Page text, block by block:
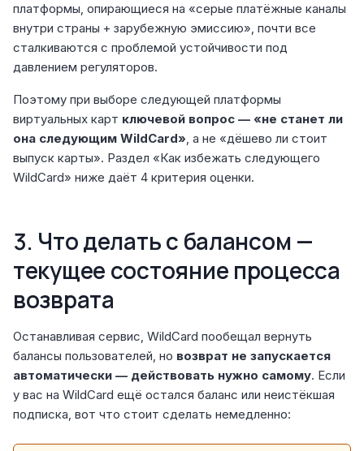
платформы, опирающиеся на «серые платёжные каналы
внутри страны + зарубежную эмиссию», почти все
сталкиваются с проблемой устойчивости под
давлением регуляторов.
Поэтому при выборе следующей платформы
виртуальных карт ключевой вопрос — «не станет ли
она следующим WildCard», а не «дёшево ли стоит
выпуск карты». Раздел «Как избежать следующего
WildCard» ниже даёт 4 критерия оценки.
3. Что делать с балансом —
текущее состояние процесса
возврата
Останавливая сервис, WildCard пообещал вернуть
балансы пользователей, но возврат не запускается
автоматически — действовать нужно самому. Если
у вас на WildCard ещё остался баланс или неистёкшая
подписка, вот что стоит сделать немедленно: